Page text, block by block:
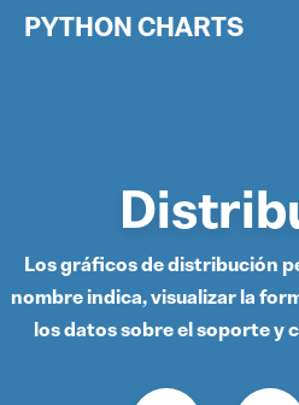
PYTHON CHARTS
Los gráficos de distribución
nombre indica, visualizar la
los datos sobre el soporte y